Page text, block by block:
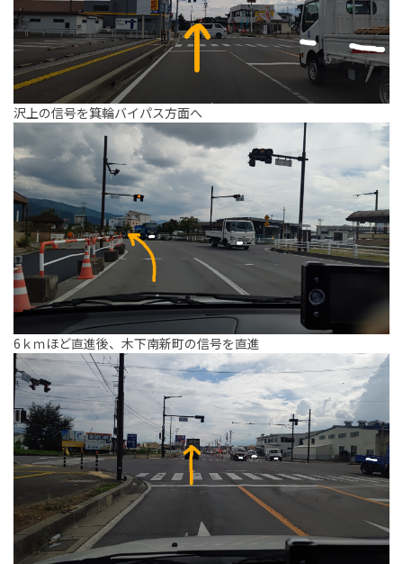
沢上の信号を箕輪バイパス方面へ
6ｋｍほど直進後、木下南新町の信号を直進